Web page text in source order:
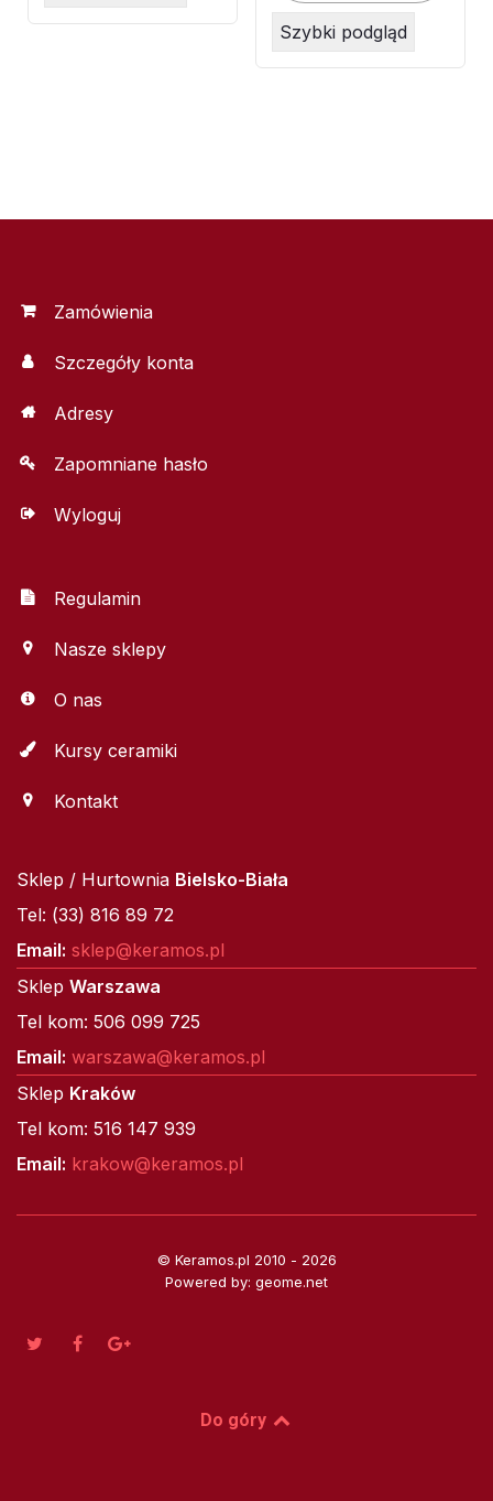
Szybki podgląd
Zamówienia
Szczegóły konta
Adresy
Zapomniane hasło
Wyloguj
Regulamin
Nasze sklepy
O nas
Kursy ceramiki
Kontakt
Sklep / Hurtownia Bielsko-Biała
Tel: (33) 816 89 72
Email: sklep@keramos.pl
Sklep Warszawa
Tel kom: 506 099 725
Email: warszawa@keramos.pl
Sklep Kraków
Tel kom: 516 147 939
Email: krakow@keramos.pl
© Keramos.pl 2010 - 2026
Powered by: geome.net
Do góry